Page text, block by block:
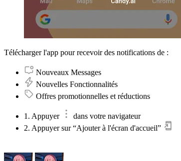
Télécharger l'app pour recevoir des notifications de :
Nouveaux Messages
Nouvelles Fonctionnalités
Offres promotionnelles et réductions
1. Appuyer
dans votre navigateur
2. Appuyer sur “Ajouter à l'écran d'accueil”